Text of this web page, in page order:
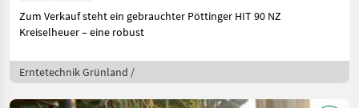
Zum Verkauf steht ein gebrauchter Pöttinger HIT 90 NZ
Kreiselheuer – eine robust
Erntetechnik Grünland /